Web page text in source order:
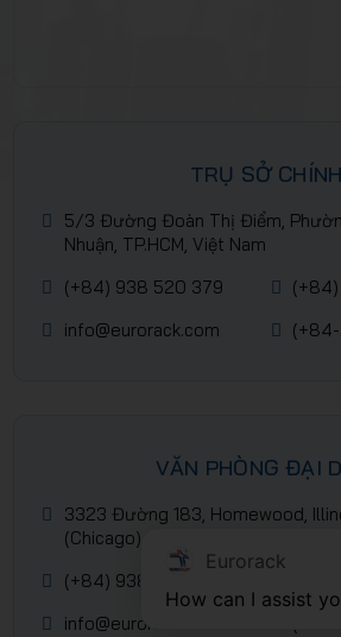
TRỤ SỞ CHÍNH
5/3 Đường Đoàn Thị Điểm,
Nhuận, TP.HCM, Việt Nam
(+84) 938 520 379
info@eurorack.com
(+84-
VĂN PHÒNG ĐẠI
3323 Đường 183, Homewood,
(Chicago)
(+84) 938 520 379
info@eurorack.com
Eurorack
How can I assist